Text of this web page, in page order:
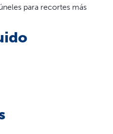
para aislar frente a
de madera, PVC, uPVC o
para recortes más